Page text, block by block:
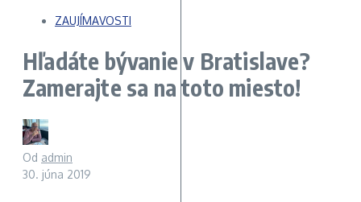
ZAUJÍMAVOSTI
Hľadáte bývanie v Bratislave?
Zamerajte sa na toto miesto!
Od admin
30. júna 2019